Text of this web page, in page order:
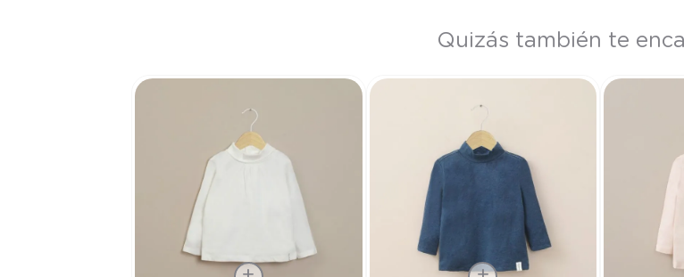
Quizás también te